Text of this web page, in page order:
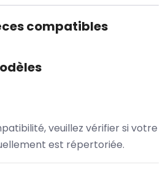
compatibles
veuillez vérifier si votre
est répertoriée.